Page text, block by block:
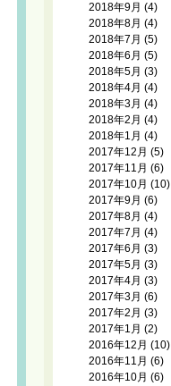
2018年9月 (4)
2018年8月 (4)
2018年7月 (5)
2018年6月 (5)
2018年5月 (3)
2018年4月 (4)
2018年3月 (4)
2018年2月 (4)
2018年1月 (4)
2017年12月 (5)
2017年11月 (6)
2017年10月 (10)
2017年9月 (6)
2017年8月 (4)
2017年7月 (4)
2017年6月 (3)
2017年5月 (3)
2017年4月 (3)
2017年3月 (6)
2017年2月 (3)
2017年1月 (2)
2016年12月 (10)
2016年11月 (6)
2016年10月 (6)